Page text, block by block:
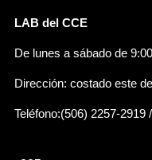
LAB del CCE
De lunes a sábado de
Dirección: costado este
Teléfono:(506) 2257-2919